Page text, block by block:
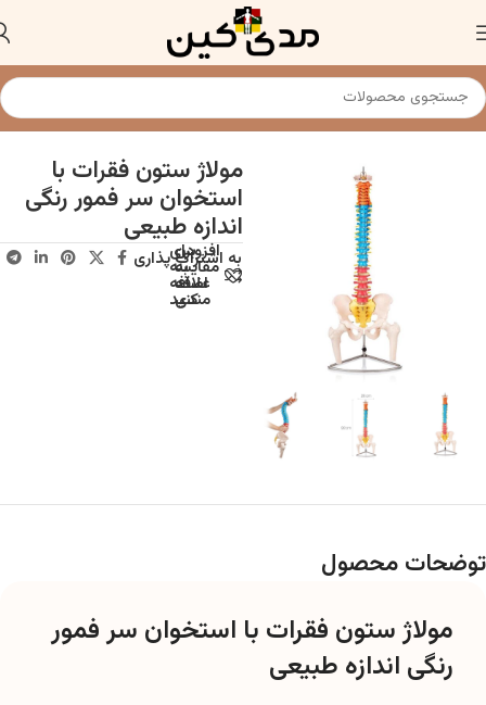
خانه مدلهای آناتومی (مولاژ) مولاژ استخوان بندی اسکلت انسان
مولاژ ستون فقرات با
استخوان سر فمور رنگی
اندازه طبیعی
برای
مقایسه
اضافه
کنید
افزودن
به
علاقه
مندی
به اشتراک پذاری
توضحات محصول
مولاژ ستون فقرات با استخوان سر فمور
رنگی اندازه طبیعی